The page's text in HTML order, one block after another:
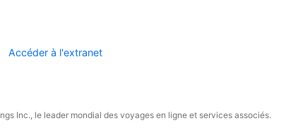
Accéder à l'extranet
Inc., le leader mondial des voyages en ligne et services associés.